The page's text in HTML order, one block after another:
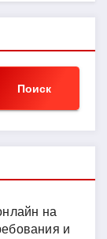
Поиск
на
и